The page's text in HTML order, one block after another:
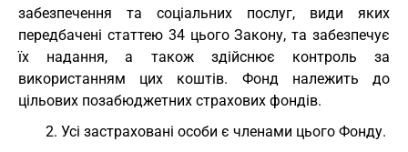
забезпечення та соціальних послуг, види яких
передбачені статтею 34 цього Закону, та забезпечує
їх надання, а також здійснює контроль за
використанням цих коштів. Фонд належить до
цільових позабюджетних страхових фондів.
2. Усі застраховані особи є членами цього Фонду.